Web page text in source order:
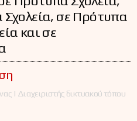
σε Πρότυπα
και σε
| Διαχειριστής δικτυακού τόπου